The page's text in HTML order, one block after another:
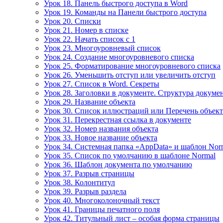
Урок 18. Панель быстрого доступа в Word
Урок 19. Команды на Панели быстрого доступа
Урок 20. Списки
Урок 21. Номер в списке
Урок 22. Начать список с 1
Урок 23. Многоуровневый список
Урок 24. Создание многоуровневого списка
Урок 25. Форматирование многоуровневого списка
Урок 26. Уменьшить отступ или увеличить отступ
Урок 27. Список в Word. Секреты
Урок 28. Заголовки в документе. Структура
Урок 29. Название объекта
Урок 30. Список иллюстраций или Перечень
Урок 31. Перекрестная ссылка в документе
Урок 32. Номер названия объекта
Урок 33. Новое название объекта
Урок 34. Системная папка «AppData» и шаблон
Урок 35. Список по умолчанию в шаблоне Normal
Урок 36. Шаблон документа по умолчанию
Урок 37. Разрыв страницы
Урок 38. Колонтитул
Урок 39. Разрыв раздела
Урок 40. Многоколоночный текст
Урок 41. Границы печатного поля
Урок 42. Титульный лист – особая форма страницы